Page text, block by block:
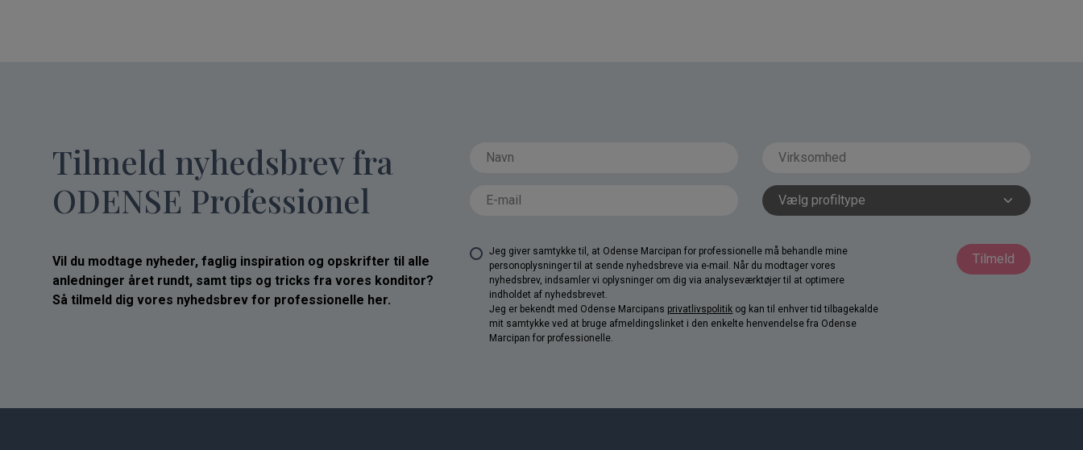
Tilmeld nyhedsbrev fra
ODENSE Professionel
Vil du modtage nyheder, faglig inspiration og opskrifter til alle
anledninger året rundt, samt tips og tricks fra vores konditor?
Så tilmeld dig vores nyhedsbrev for professionelle her.
Jeg giver samtykke til, at Odense Marcipan for professionelle må behandle mine
personoplysninger til at sende nyhedsbreve via e-mail. Når du modtager vores
nyhedsbrev, indsamler vi oplysninger om dig via analyseværktøjer til at optimere
indholdet af nyhedsbrevet.
Jeg er bekendt med Odense Marcipans privatlivspolitik og kan til enhver tid tilbagekalde
mit samtykke ved at bruge afmeldingslinket i den enkelte henvendelse fra Odense
Marcipan for professionelle.
Tilmeld